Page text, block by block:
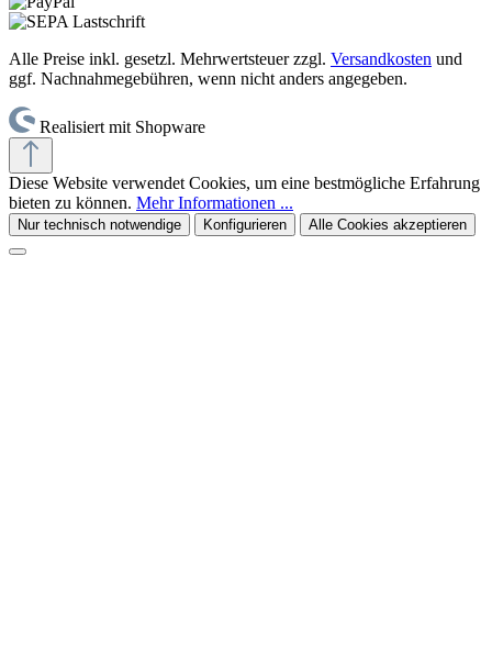
Alle Preise inkl. gesetzl. Mehrwertsteuer zzgl. Versandkosten und
ggf. Nachnahmegebühren, wenn nicht anders angegeben.
Realisiert mit Shopware
Diese Website verwendet Cookies, um eine bestmögliche Erfahrung
bieten zu können. Mehr Informationen ...
Nur technisch notwendige Konfigurieren Alle Cookies akzeptieren